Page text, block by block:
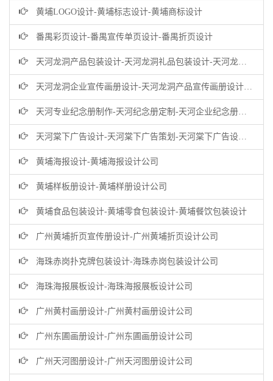
黄埔LOGO设计-黄埔标志设计-黄埔商标设计
番禺彩页设计-番禺宣传单页设计-番禺折页设计
天河龙洞产品包装设计-天河龙洞礼品包装设计-天河龙洞商品包装设计公司
天河龙洞企业宣传画册设计-天河龙洞产品宣传画册设计-龙洞企业画册设计公司
天河专业纪念册制作-天河纪念册定制-天河企业纪念册设计公司
天河棠下广告设计-天河棠下广告策划-天河棠下广告设计公司
黄埔海报设计-黄埔海报设计公司
黄埔样板册设计-黄埔样册设计公司
黄埔食品包装设计-黄埔零食包装设计-黄埔餐饮包装设计
广州黄埔折页宣传册设计-广州黄埔折页设计公司
海珠赤岗扑克牌包装设计-海珠赤岗包装设计公司
海珠海报展板设计-海珠海报展板设计公司
广州黄村画册设计-广州黄村画册设计公司
广州东圃画册设计-广州东圃画册设计公司
广州天河图册设计-广州天河图册设计公司